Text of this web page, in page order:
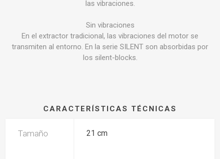
las vibraciones.
Sin vibraciones
En el extractor tradicional, las vibraciones del motor se
transmiten al entorno. En la serie SILENT son absorbidas por
los silent-blocks.
CARACTERÍSTICAS TÉCNICAS
Tamaño 21 cm